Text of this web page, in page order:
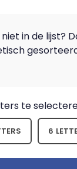
in de lijst?
te
6